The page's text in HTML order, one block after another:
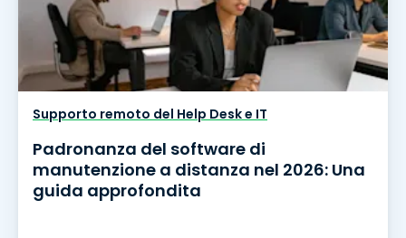
Supporto remoto del Help Desk e IT
Padronanza del software di
manutenzione a distanza nel 2026: Una
guida approfondita